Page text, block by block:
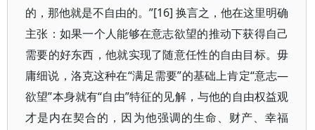
的，那他就是不自由的。”[16] 换言之，他在这里明确
主张：如果一个人能够在意志欲望的推动下获得自己
需要的好东西，他就实现了随意任性的自由目标。毋
庸细说，洛克这种在“满足需要”的基础上肯定“意志—
欲望”本身就有“自由”特征的见解，与他的自由权益观
才是内在契合的，因为他强调的生命、财产、幸福